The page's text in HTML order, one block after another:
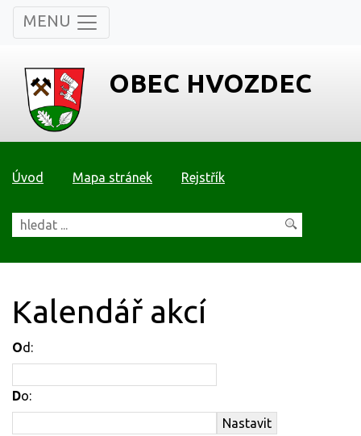
MENU
OBEC HVOZDEC
Úvod Mapa stránek Rejstřík
Kalendář akcí
Od:
Do: